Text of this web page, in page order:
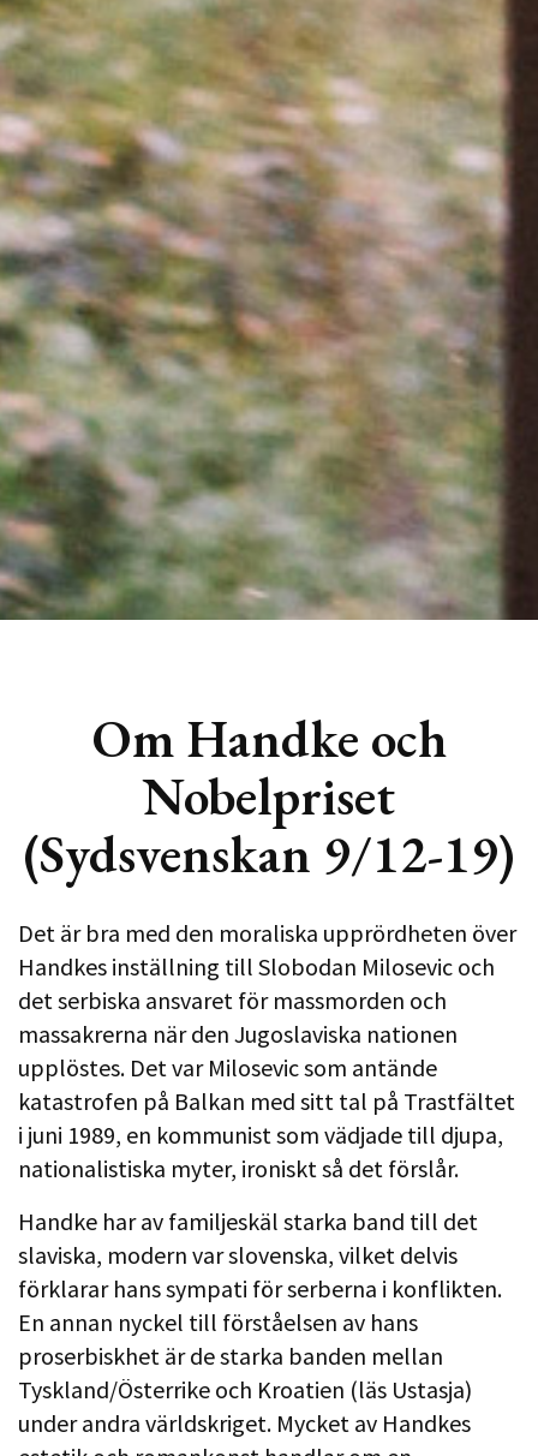
Om Handke och
Nobelpriset
(Sydsvenskan 9/12-19)
Det är bra med den moraliska upprördheten över
Handkes inställning till Slobodan Milosevic och
det serbiska ansvaret för massmorden och
massakrerna när den Jugoslaviska nationen
upplöstes. Det var Milosevic som antände
katastrofen på Balkan med sitt tal på Trastfältet
i juni 1989, en kommunist som vädjade till djupa,
nationalistiska myter, ironiskt så det förslår.
Handke har av familjeskäl starka band till det
slaviska, modern var slovenska, vilket delvis
förklarar hans sympati för serberna i konflikten.
En annan nyckel till förståelsen av hans
proserbiskhet är de starka banden mellan
Tyskland/Österrike och Kroatien (läs Ustasja)
under andra världskriget. Mycket av Handkes